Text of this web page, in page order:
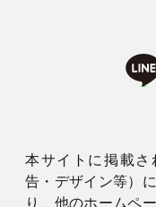
本サイトに掲載
告・デザイン等）
り、他のホームペ